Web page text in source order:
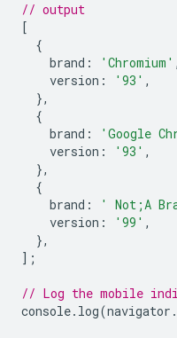
// output
[
{
brand : 'Chromium' ,
version : '93' ,
},
{
brand : 'Google
version : '93' ,
},
{
brand : ' Not;A
version : '99' ,
},
];
// Log the mobile
console. log(navigator .